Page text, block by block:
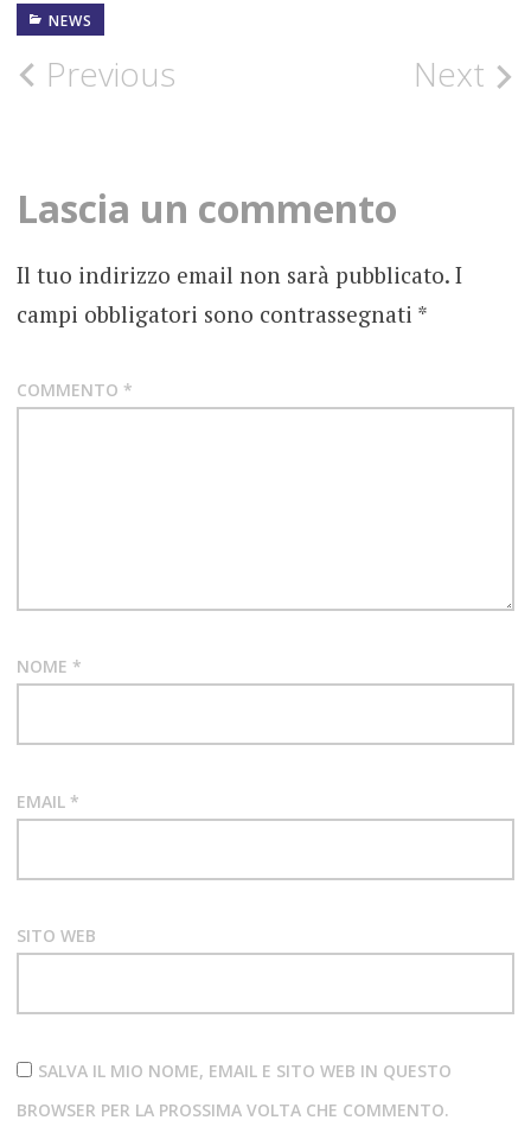
NEWS
18
SETTEMBRE
ROCK
GRAN
I
DISCHI
Post
Previous Next
Lascia un commento
Il tuo indirizzo email non sarà pubblicato. I
campi obbligatori sono contrassegnati *
COMMENTO *
NOME *
EMAIL *
SITO WEB
SALVA IL MIO NOME, EMAIL E SITO WEB IN QUESTO
BROWSER PER LA PROSSIMA VOLTA CHE COMMENTO.